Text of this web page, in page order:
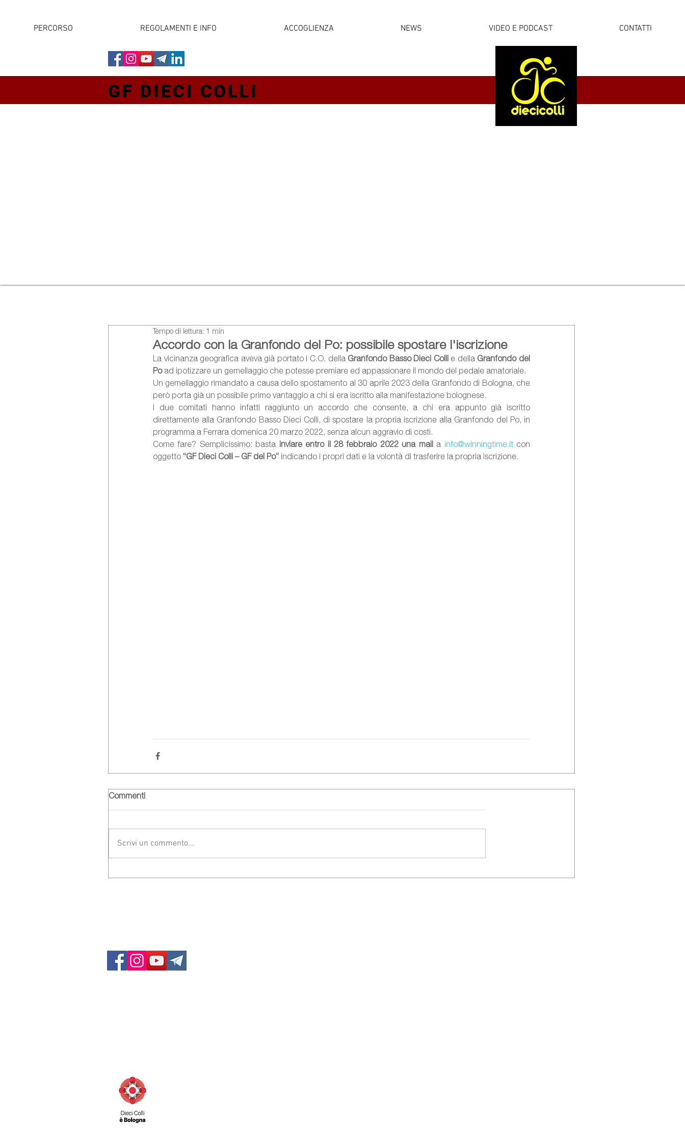
PERCORSO REGOLAMENTI E INFO ACCOGLIENZA NEWS VIDEO E PODCAST CONTATTI
Accordo con la Granfondo del Po: possibile spostare l'iscrizione
Tempo di lettura: 1 min
La vicinanza geografica aveva già portato i C.O. della Granfondo Basso Dieci Colli e della Granfondo del
Po ad ipotizzare un gemellaggio che potesse premiare ed appassionare il mondo del pedale amatoriale.
Un gemellaggio rimandato a causa dello spostamento al 30 aprile 2023 della Granfondo di Bologna, che
però porta già un possibile primo vantaggio a chi si era iscritto alla manifestazione bolognese.
I due comitati hanno infatti raggiunto un accordo che consente, a chi era appunto già iscritto
direttamente alla Granfondo Basso Dieci Colli, di spostare la propria iscrizione alla Granfondo del Po, in
programma a Ferrara domenica 20 marzo 2022, senza alcun aggravio di costi.
Come fare? Semplicissimo: basta inviare entro il 28 febbraio 2022 una mail a info@winningtime.it con
oggetto “GF Dieci Colli – GF del Po” indicando i propri dati e la volontà di trasferire la propria iscrizione.
Commenti
Scrivi un commento...
GF DIECI COLLI